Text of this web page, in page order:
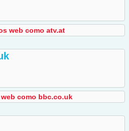
web como atv.at
como bbc.co.uk